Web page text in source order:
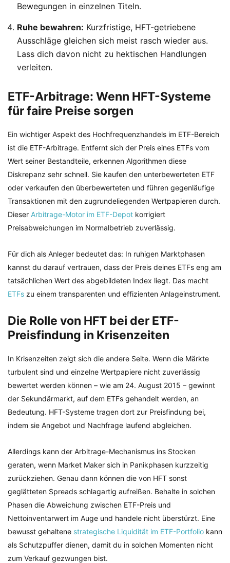
Bewegungen in einzelnen Titeln.
Ruhe bewahren: Kurzfristige, HFT-getriebene
Ausschläge gleichen sich meist rasch wieder aus.
Lass dich davon nicht zu hektischen Handlungen
verleiten.
ETF-Arbitrage: Wenn HFT-Systeme
für faire Preise sorgen
Ein wichtiger Aspekt des Hochfrequenzhandels im ETF-Bereich
ist die ETF-Arbitrage. Entfernt sich der Preis eines ETFs vom
Wert seiner Bestandteile, erkennen Algorithmen diese
Diskrepanz sehr schnell. Sie kaufen den unterbewerteten ETF
oder verkaufen den überbewerteten und führen gegenläufige
Transaktionen mit den zugrundeliegenden Wertpapieren durch.
Dieser Arbitrage-Motor im ETF-Depot korrigiert
Preisabweichungen im Normalbetrieb zuverlässig.
Für dich als Anleger bedeutet das: In ruhigen Marktphasen
kannst du darauf vertrauen, dass der Preis deines ETFs eng am
tatsächlichen Wert des abgebildeten Index liegt. Das macht
ETFs zu einem transparenten und effizienten Anlageinstrument.
Die Rolle von HFT bei der ETF-
Preisfindung in Krisenzeiten
In Krisenzeiten zeigt sich die andere Seite. Wenn die Märkte
turbulent sind und einzelne Wertpapiere nicht zuverlässig
bewertet werden können – wie am 24. August 2015 – gewinnt
der Sekundärmarkt, auf dem ETFs gehandelt werden, an
Bedeutung. HFT-Systeme tragen dort zur Preisfindung bei,
indem sie Angebot und Nachfrage laufend abgleichen.
Allerdings kann der Arbitrage-Mechanismus ins Stocken
geraten, wenn Market Maker sich in Panikphasen kurzzeitig
zurückziehen. Genau dann können die von HFT sonst
geglätteten Spreads schlagartig aufreißen. Behalte in solchen
Phasen die Abweichung zwischen ETF-Preis und
Nettoinventarwert im Auge und handele nicht überstürzt. Eine
bewusst gehaltene strategische Liquidität im ETF-Portfolio kann
als Schutzpuffer dienen, damit du in solchen Momenten nicht
zum Verkauf gezwungen bist.